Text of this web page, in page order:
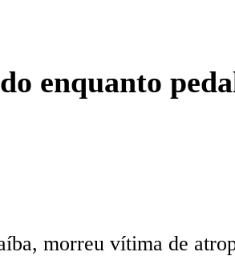
enquanto
morreu vítima de